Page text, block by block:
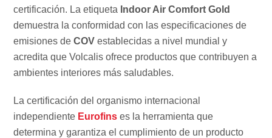
certificación. La etiqueta Indoor Air Comfort Gold
demuestra la conformidad con las especificaciones de
emisiones deCOV establecidas a nivel mundial y
acredita que Volcalis ofrece productos que contribuyen a
ambientes interiores más saludables.
La certificación del organismo internacional
independiente Eurofins es la herramienta que
determina y garantiza el cumplimiento de un producto